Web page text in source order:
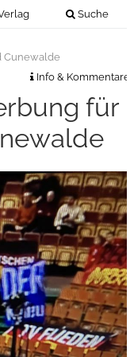
Suche
Cunewalde
Info & Kommentare
für